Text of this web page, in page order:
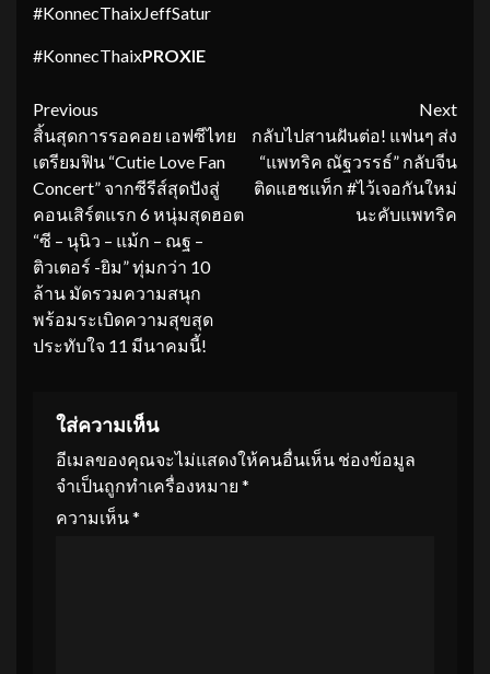
#KonnecThaixJeffSatur
#KonnecThaixPROXIE
Continue
Reading
Previous
สิ้นสุดการรอคอย เอฟซีไทย
เตรียมฟิน “Cutie Love Fan
Concert” จากซีรีส์สุดปังสู่
คอนเสิร์ตแรก 6 หนุ่มสุดฮอต
“ซี – นุนิว – แม้ก – ณฐ –
ติวเตอร์ -ยิม” ทุ่มกว่า 10
ล้าน มัดรวมความสนุก
พร้อมระเบิดความสุขสุด
ประทับใจ 11 มีนาคมนี้!
Next
กลับไปสานฝันต่อ! แฟนๆ ส่ง
“แพทริค ณัฐวรรธ์” กลับจีน
ติดแฮชแท็ก #ไว้เจอกันใหม่
นะคับแพทริค
ใส่ความเห็น
อีเมลของคุณจะไม่แสดงให้คนอื่นเห็น ช่องข้อมูล
จำเป็นถูกทำเครื่องหมาย *
ความเห็น*